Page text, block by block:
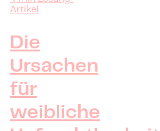
Artikel
Die
Ursachen
für
weibliche